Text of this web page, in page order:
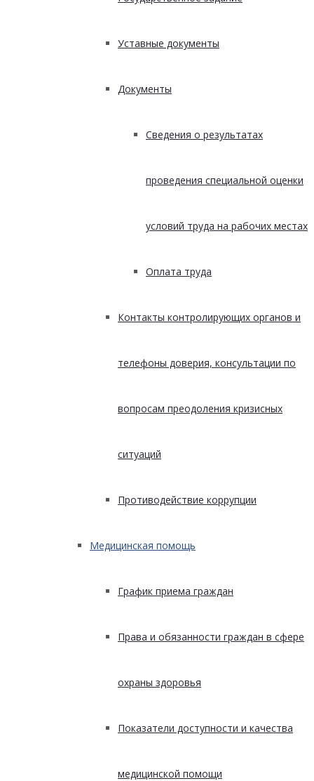
Уставные документы
Документы
Сведения о результатах
проведения специальной оценки
условий труда на рабочих местах
Оплата труда
Контакты контролирующих органов и
телефоны доверия, консультации по
вопросам преодоления кризисных
ситуаций
Противодействие коррупции
Медицинская помощь
График приема граждан
Права и обязанности граждан в сфере
охраны здоровья
Показатели доступности и качества
медицинской помощи